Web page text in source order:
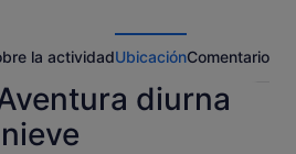
la actividadUbicaciónComentarios
diurna